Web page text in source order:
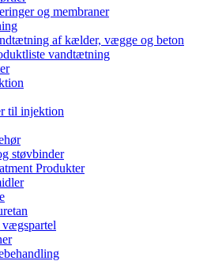
og membraner
af kælder, vægge og beton
vandtætning
til injektion
støvbinder
Produkter